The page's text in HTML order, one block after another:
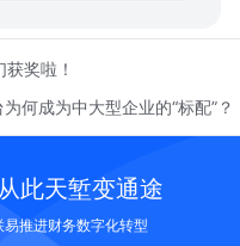
奖啦！
何成为中大型企业的“标配”？
此天堑变通途
推进财务数字化转型